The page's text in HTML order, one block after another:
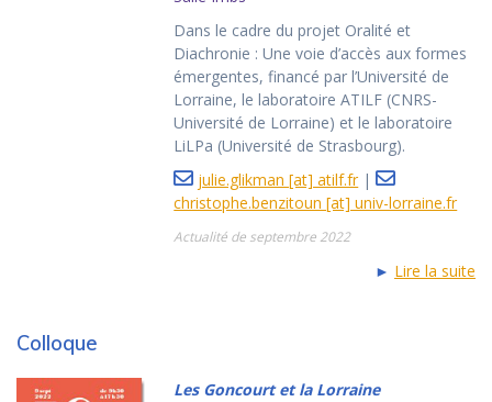
Dans le cadre du projet Oralité et
Diachronie : Une voie d’accès aux formes
émergentes, financé par l’Université de
Lorraine, le laboratoire ATILF (CNRS-
Université de Lorraine) et le laboratoire
LiLPa (Université de Strasbourg).
julie.glikman [at] atilf.fr|
christophe.benzitoun [at] univ-lorraine.fr
Actualité de septembre 2022
► Lire la suite
Colloque
Les Goncourt et la Lorraine